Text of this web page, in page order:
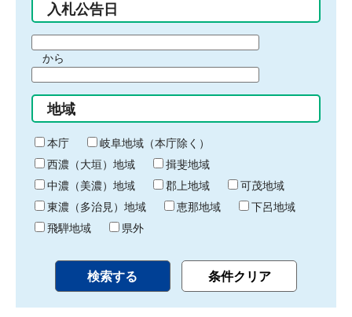
入札公告日
間
始
り
から
間
終
わ
り
地域
本庁
岐阜地域（本庁除く）
西濃（大垣）地域
揖斐地域
中濃（美濃）地域
郡上地域
可茂地域
東濃（多治見）地域
恵那地域
下呂地域
飛騨地域
県外